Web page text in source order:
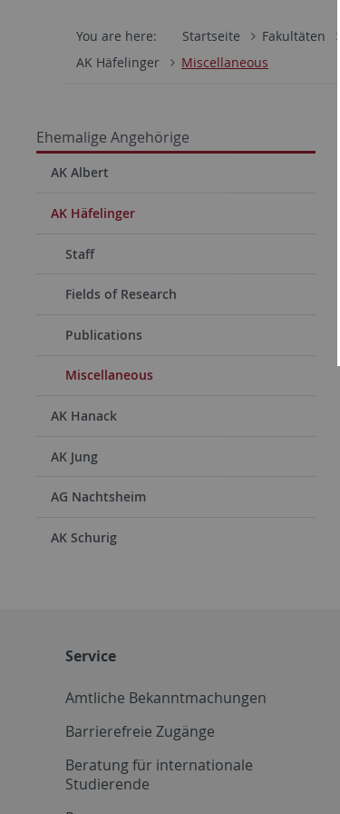
You are here: Startseite Fakultäten
AK Häfelinger
Miscellaneous
Ehemalige Angehörige
AK Albert
AK Häfelinger
Staff
Fields of Research
Publications
Miscellaneous
AK Hanack
AK Jung
AG Nachtsheim
AK Schurig
Service
Amtliche Bekanntmachungen
Barrierefreie Zugänge
Beratung für internationale
Studierende